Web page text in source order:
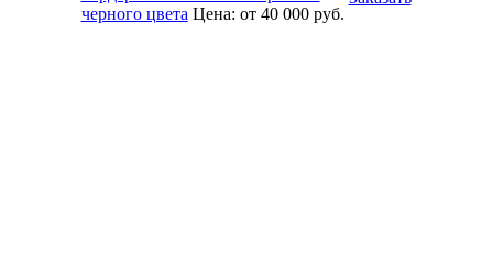
черного цвета Цена: от 40 000руб.